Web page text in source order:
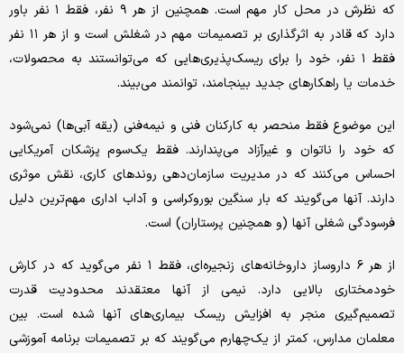
که نظرش در محل کار مهم است. همچنین از هر ۹ نفر، فقط ۱ نفر باور
دارد که قادر به اثرگذاری بر تصمیمات مهم در شغلش است و از هر ۱۱ نفر
فقط ۱ نفر، خود را برای ریسک‌پذیری‌هایی که می‌توانستند به محصولات،
خدمات یا راهکارهای جدید بینجامند، توانمند می‌بیند.
این موضوع فقط منحصر به کارکنان فنی و نیمه‌فنی (یقه آبی‌ها) نمی‌شود
که خود را ناتوان و غیرآزاد می‌پندارند. فقط یک‌سوم پزشکان آمریکایی
احساس می‌کنند که در مدیریت سازمان‌دهی روندهای کاری، نقش موثری
دارند. آنها می‌گویند که بار سنگین بوروکراسی و آداب اداری مهم‌ترین دلیل
فرسودگی شغلی آنها (و همچنین پرستاران) است.
از هر ۶ داروساز داروخانه‌های زنجیره‌ای، فقط ۱ نفر می‌گوید که در کارش
خودمختاری بالایی دارد. نیمی از آنها معتقدند محدودیت قدرت
تصمیم‌گیری منجر به افزایش ریسک بیماری‌های آنها شده است. بین
معلمان مدارس، کمتر از یک‌چهارم می‌گویند که بر تصمیمات برنامه آموزشی